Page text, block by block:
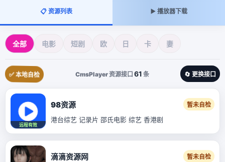
📋 资源列表 ▶️ 播放器下载
全部 电影 短剧 欧 日 卡 妻
✅ 本地自检 CmsPlayer 资源接口 61 条 🔄 更换接口
远程有效
98资源 暂未自检
港台综艺 记录片 邵氏电影 综艺 香港剧
滴滴资源网 暂未自检